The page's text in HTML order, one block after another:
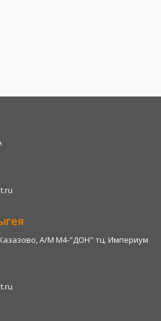
А/М М4-"ДОН" тц. Империум